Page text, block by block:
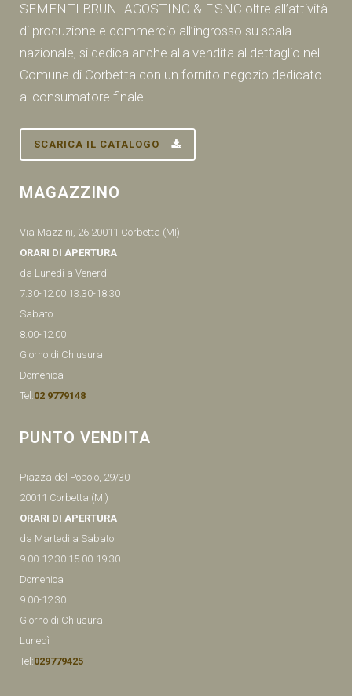
SEMENTI BRUNI AGOSTINO & F.SNC oltre all’attività
di produzione e commercio all’ingrosso su scala
nazionale, si dedica anche alla vendita al dettaglio nel
Comune di Corbetta con un fornito negozio dedicato
al consumatore finale.
SCARICA IL CATALOGO
MAGAZZINO
Via Mazzini, 26 20011 Corbetta (MI)
ORARI DI APERTURA
da Lunedì a Venerdì
7.30-12.00 13.30-18.30
Sabato
8.00-12.00
Giorno di Chiusura
Domenica
Tel:02 9779148
PUNTO VENDITA
Piazza del Popolo, 29/30
20011 Corbetta (MI)
ORARI DI APERTURA
da Martedì a Sabato
9.00-12.30 15.00-19.30
Domenica
9.00-12.30
Giorno di Chiusura
Lunedì
Tel:029779425